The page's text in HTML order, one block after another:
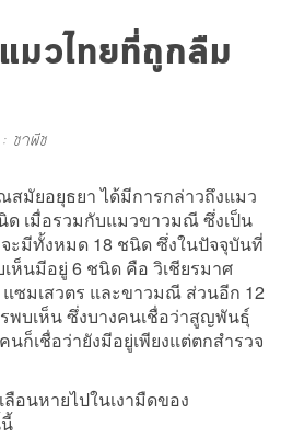
มวไทยที่ถูกลืม
ชาพีช
มัยอยุธยา ได้มีการกล่าวถึงแมว
เมื่อรวมกับแมวขาวมณี ซึ่งเป็น
ะมีทั้งหมด 18 ชนิด ซึ่งในปัจจุบันที่
ห็นมีอยู่ 6 ชนิด คือ วิเชียรมาศ
มเสวตร และขาวมณี ส่วนอีก 12
พบเห็น ซึ่งบางคนเชื่อว่าสูญพันธุ์
ก็เชื่อว่ายังมีอยู่เพียงแต่ตกสำรวจ
อนหายไปในเงามืดของ